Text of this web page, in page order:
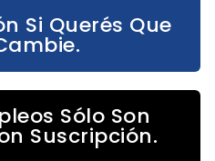
Si Querés Que
Sólo Son
Suscripción.